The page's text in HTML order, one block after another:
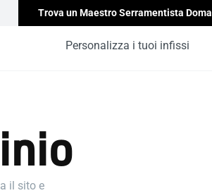
Trova un Maestro Serramentista Domal
Personalizza i tuoi infissi
il sito e